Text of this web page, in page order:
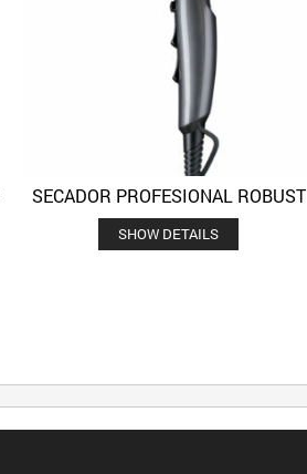
Añadir a la lista de deseos Quick View
SECADOR PROFESIONAL ROBUST
SHOW DETAILS